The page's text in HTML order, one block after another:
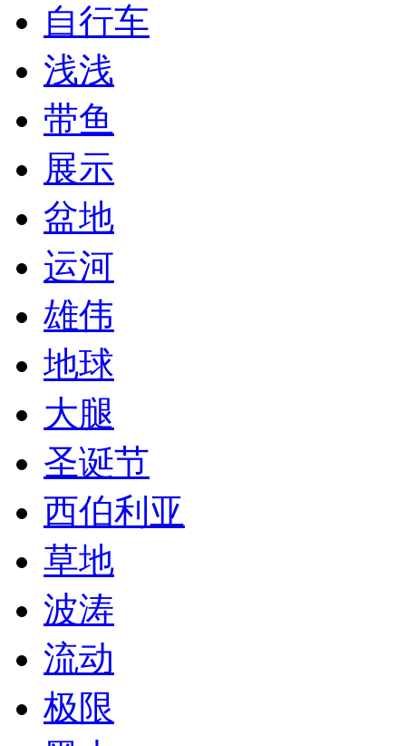
自行车
浅浅
带鱼
展示
盆地
运河
雄伟
地球
大腿
圣诞节
西伯利亚
草地
波涛
流动
极限